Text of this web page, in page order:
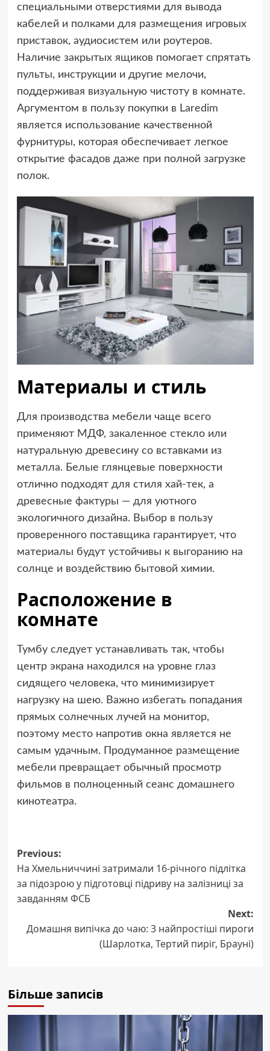
специальными отверстиями для вывода
кабелей и полками для размещения игровых
приставок, аудиосистем или роутеров.
Наличие закрытых ящиков помогает спрятать
пульты, инструкции и другие мелочи,
поддерживая визуальную чистоту в комнате.
Аргументом в пользу покупки в Laredim
является использование качественной
фурнитуры, которая обеспечивает легкое
открытие фасадов даже при полной загрузке
полок.
Материалы и стиль
Для производства мебели чаще всего
применяют МДФ, закаленное стекло или
натуральную древесину со вставками из
металла. Белые глянцевые поверхности
отлично подходят для стиля хай-тек, а
древесные фактуры — для уютного
экологичного дизайна. Выбор в пользу
проверенного поставщика гарантирует, что
материалы будут устойчивы к выгоранию на
солнце и воздействию бытовой химии.
Расположение в
комнате
Тумбу следует устанавливать так, чтобы
центр экрана находился на уровне глаз
сидящего человека, что минимизирует
нагрузку на шею. Важно избегать попадания
прямых солнечных лучей на монитор,
поэтому место напротив окна является не
самым удачным. Продуманное размещение
мебели превращает обычный просмотр
фильмов в полноценный сеанс домашнего
кинотеатра.
Post
navigation
Previous:
На Хмельниччині затримали 16-річного підлітка
за підозрою у підготовці підриву на залізниці за
завданням ФСБ
Next:
Домашня випічка до чаю: 3 найпростіші пироги
(Шарлотка, Тертий пиріг, Брауні)
Більше записів